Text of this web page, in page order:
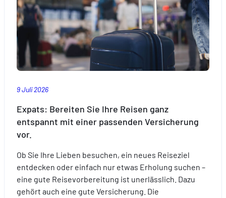
9 Juli 2026
Expats: Bereiten Sie Ihre Reisen ganz
entspannt mit einer passenden Versicherung
vor.
Ob Sie Ihre Lieben besuchen, ein neues Reiseziel
entdecken oder einfach nur etwas Erholung suchen –
eine gute Reisevorbereitung ist unerlässlich. Dazu
gehört auch eine gute Versicherung. Die